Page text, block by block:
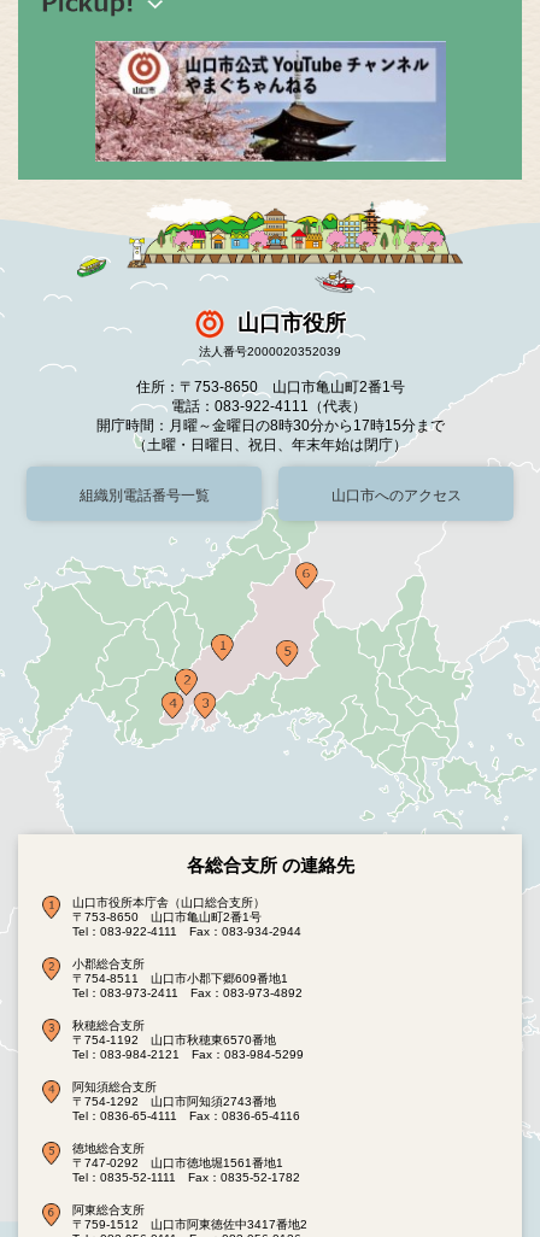
山口市役所
法人番号2000020352039
住所：〒753-8650 山口市亀山町2番1号
電話：083-922-4111（代表）
開庁時間：月曜～金曜日の8時30分から17時15分まで
（土曜・日曜日、祝日、年末年始は閉庁）
組織別電話番号一覧 山口市へのアクセス
各総合支所 の連絡先
山口市役所本庁舎（山口総合支所）
〒753-8650 山口市亀山町2番1号
Tel：083-922-4111
Fax：083-934-2944
小郡総合支所
〒754-8511 山口市小郡下郷609番地1
Tel：083-973-2411
Fax：083-973-4892
秋穂総合支所
〒754-1192 山口市秋穂東6570番地
Tel：083-984-2121
Fax：083-984-5299
阿知須総合支所
〒754-1292 山口市阿知須2743番地
Tel：0836-65-4111
Fax：0836-65-4116
徳地総合支所
〒747-0292 山口市徳地堀1561番地1
Tel：0835-52-1111
Fax：0835-52-1782
阿東総合支所
〒759-1512 山口市阿東徳佐中3417番地2